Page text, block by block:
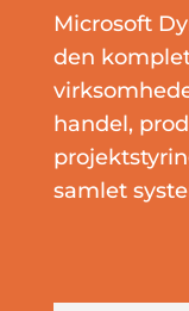
Microsoft
den
handel,
samlet